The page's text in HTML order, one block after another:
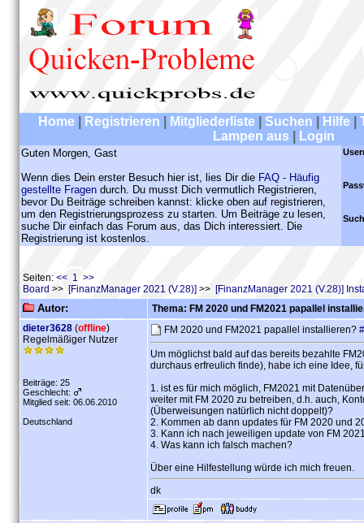
Home Registrieren Mitgliederliste Suchen Hilfe
Lampen aus
Login
Guten Morgen, Gast
Wenn dies Dein erster Besuch hier ist, lies Dir die FAQ - Häufig
gestellte Fragen durch. Du musst Dich vermutlich Registrieren,
bevor Du Beiträge schreiben kannst: klicke oben auf registrieren,
um den Registrierungsprozess zu starten. Um Beiträge zu lesen,
suche Dir einfach das Forum aus, das Dich interessiert. Die
Registrierung ist kostenlos.
Seiten: << 1 >>
Board >> [FinanzManager 2021 (V.28)] >> [FinanzManager 2021 (V.28)]
Autor:
Thema: FM 2020 und FM2021 papallel
dieter3628 (offline)
Regelmäßiger Nutzer
Beiträge: 25
Geschlecht:
Mitglied seit: 06.06.2010
Deutschland
FM 2020 und FM2021 papallel installieren?
Um möglichst bald auf das bereits bezahlte
durchaus erfreulich finde), habe ich eine Idee,
1. ist es für mich möglich, FM2021 mit
weiter mit FM 2020 zu betreiben, d.h. auch,
(Überweisungen natürlich nicht doppelt)?
2. Kommen ab dann updates für FM 2020 und
3. Kann ich nach jeweiligen update von FM
4. Was kann ich falsch machen?
Über eine Hilfestellung würde ich mich freuen.
dk